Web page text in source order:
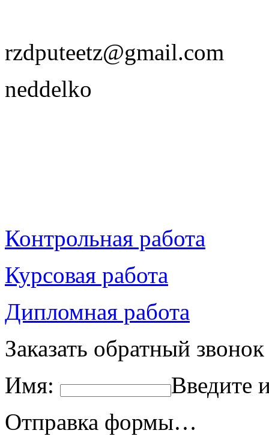
rzdputeetz@gmail.com
neddelko
Контрольная работа
Курсовая работа
Дипломная работа
Заказать обратный звонок
Имя:
Введите
Отправка формы…